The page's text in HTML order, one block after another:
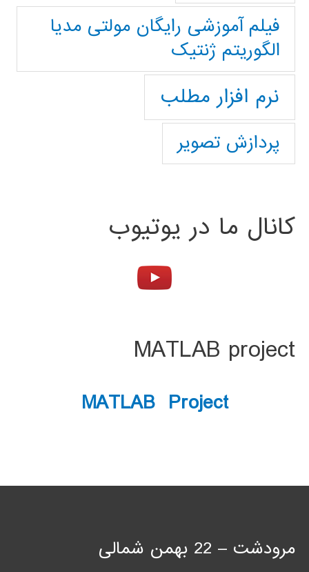
فیلم آموزشی رایگان مولتی مدیا
الگوریتم ژنتیک
نرم افزار مطلب
پردازش تصویر
کانال ما در یوتیوب
MATLAB project
MATLAB Project
مرودشت – 22 بهمن شمالی